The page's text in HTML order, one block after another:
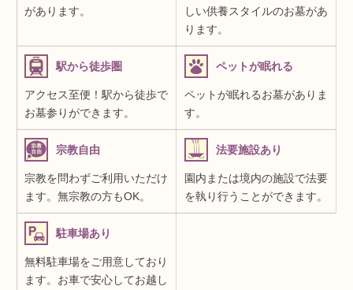
があります。
しい供養スタイルのお墓があ
ります。
駅から徒歩圏
アクセス至便！駅から徒歩で
お墓参りができます。
ペットが眠れる
ペットが眠れるお墓がありま
す。
宗教自由
宗教を問わずご利用いただけ
ます。無宗教の方もOK。
法要施設あり
園内または境内の施設で法要
を執り行うことができます。
駐車場あり
無料駐車場をご用意しており
ます。お車で安心してお越し